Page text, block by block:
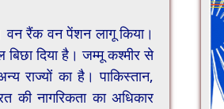
वन रैंक वन पेंशन लागू किया।
दिया है। जम्मू कश्मीर से
राज्यों का है। पाकिस्तान,
की नागरिकता का अधिकार